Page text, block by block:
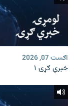
اګست 07, 2026
خبري ګړۍ ۱